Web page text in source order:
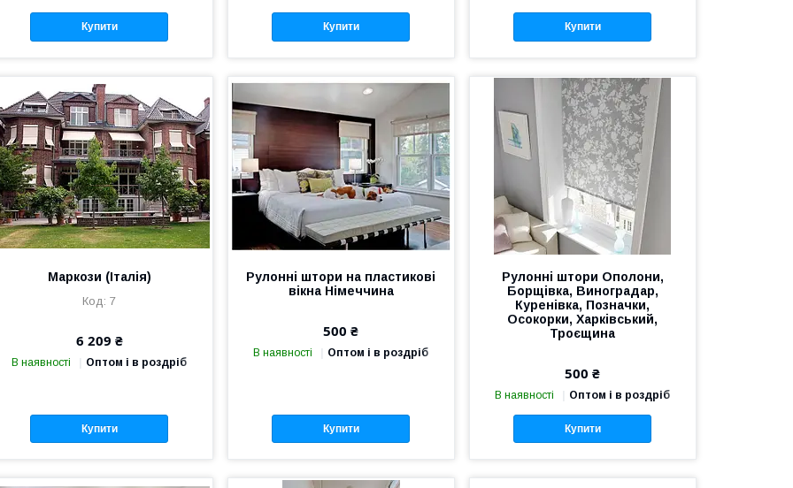
Купити Купити Купити
Маркози (Італія)
7
6 209 ₴
В наявності Оптом і в роздріб
Купити
Рулонні штори на пластикові
вікна Німеччина
500 ₴
В наявності Оптом і в роздріб
Купити
Рулонні штори Ополони,
Борщівка, Виноградар,
Куренівка, Позначки,
Осокорки, Харківський,
Троєщина
500 ₴
В наявності Оптом і в роздріб
Купити